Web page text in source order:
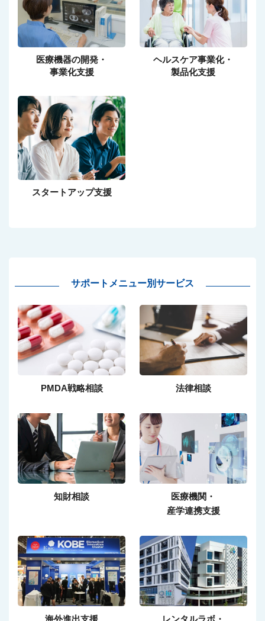
医療機器の開発・
事業化支援
ヘルスケア事業化・
製品化支援
スタートアップ支援
サポートメニュー別サービス
PMDA戦略相談 法律相談
知財相談
医療機関・
産学連携支援
海外進出支援 レンタルラボ・